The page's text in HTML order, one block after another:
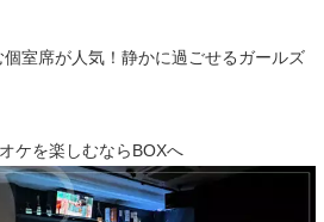
室席が人気！静かに過ごせるガールズ
ケを楽しむならBOXへ